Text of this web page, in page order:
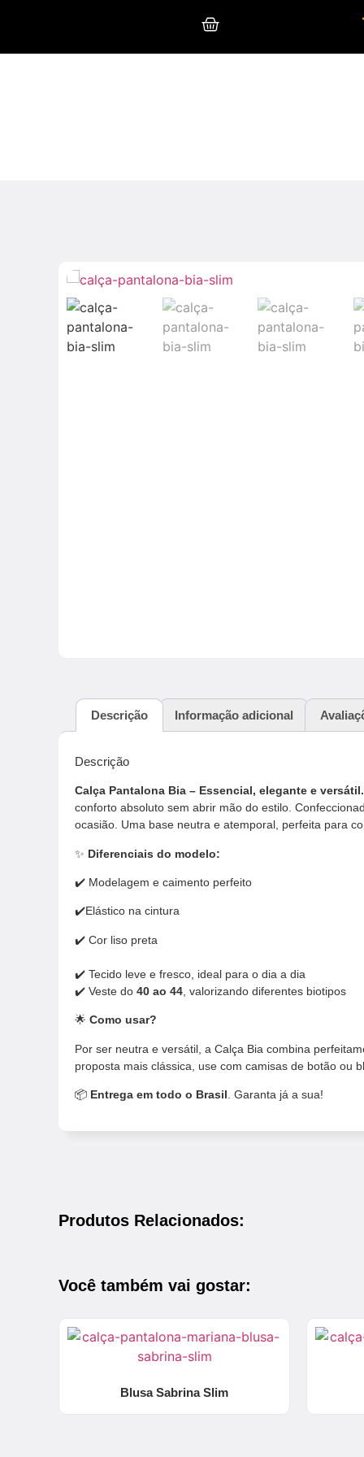
Descrição Informação adicional
Descrição
Calça Pantalona Bia – Essencial, elegante e
conforto absoluto sem abrir mão do estilo.
ocasião. Uma base neutra e atemporal, perfeita para
✨ Diferenciais do modelo:
✔️ Modelagem e caimento perfeito
✔️Elástico na cintura
✔️ Cor liso preta
✔️ Tecido leve e fresco, ideal para o dia a dia
✔️ Veste do 40 ao 44 , valorizando diferentes biotipos
🌟 Como usar?
Por ser neutra e versátil, a Calça Bia combina
proposta mais clássica, use com camisas de botão ou
📦 Entrega em todo o Brasil . Garanta já a sua!
Produtos Relacionados:
Você também vai gostar:
Blusa Sabrina Slim